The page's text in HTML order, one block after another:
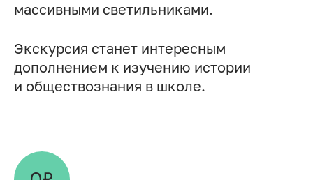
массивными светильниками.
Экскурсия станет интересным
дополнением к изучению истории
и обществознания в школе.